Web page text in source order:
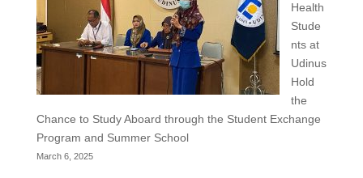
Health
Stude
nts at
Udinus
Hold
the
Chance to Study Aboard through the Student Exchange
Program and Summer School
March 6, 2025